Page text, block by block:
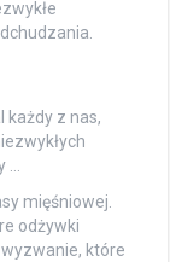
każdy z nas,
mięśniowej.
odżywki
które